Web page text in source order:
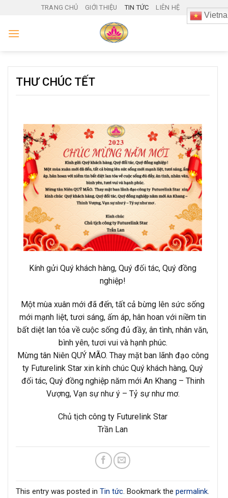
content
TRANG CHỦ GIỚI THIỆU TIN TỨC LIÊN HỆ
THƯ CHÚC TẾT
Kính gửi Quý khách hàng, Quý đối tác, Quý đồng
nghiệp!
Một mùa xuân mới đã đến, tất cả bừng lên sức sống
mới mạnh liệt, tươi sáng, ấm áp, hân hoan với niềm tin
bất diệt lan tỏa về cuộc sống đủ đầy, ân tình, nhân văn,
bình yên, tươi vui và hạnh phúc.
Mừng tân Niên QUÝ MÃO. Thay mặt ban lãnh đạo công
ty Futurelink Star xin kính chúc Quý khách hàng, Quý
đối tác, Quý đồng nghiệp năm mới An Khang – Thinh
Vượng, Vạn sự như ý – Tỷ sự như mơ.
Chủ tịch công ty Futurelink Star
Trần Lan
This entry was posted in Tin tức. Bookmark the permalink.